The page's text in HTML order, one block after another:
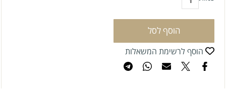
הוסף לסל
הוסף לרשימת המשאלות